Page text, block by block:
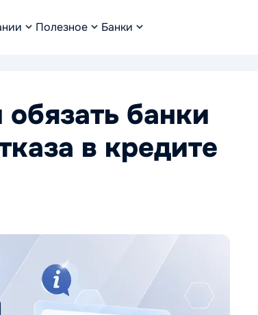
Полезное Банки
банки
в кредите